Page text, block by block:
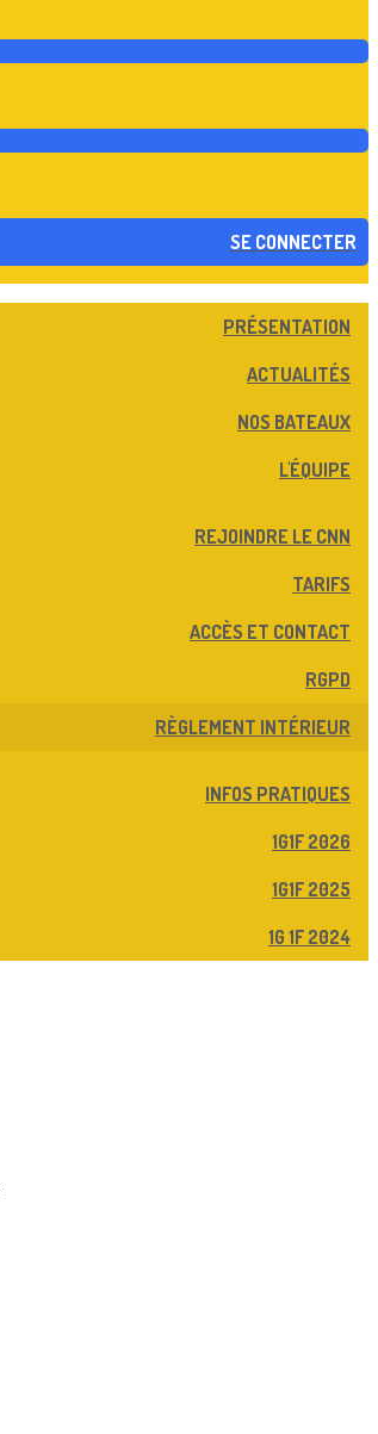
SE CONNECTER
PRÉSENTATION
ACTUALITÉS
NOS BATEAUX
L'ÉQUIPE
REJOINDRE LE CNN
TARIFS
ACCÈS ET CONTACT
RGPD
RÈGLEMENT INTÉRIEUR
INFOS PRATIQUES
1G1F 2026
1G1F 2025
1G 1F 2024